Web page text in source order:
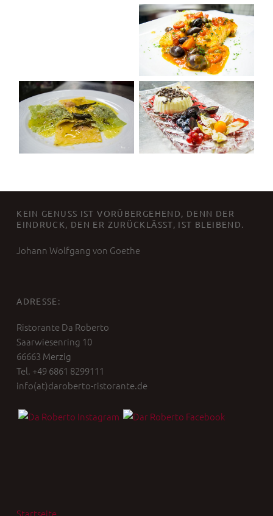
FOOTER SIDEBAR
KEIN GENUSS IST VORÜBERGEHEND, DENN DER
EINDRUCK, DEN ER ZURÜCKLÄSST, IST BLEIBEND.
Johann Wolfgang von Goethe
ADRESSE:
Ristorante Da Roberto
Saarwiesenring 10
66663 Merzig
Tel. +49 6861 8299111
info(at)daroberto-ristorante.de
Startseite